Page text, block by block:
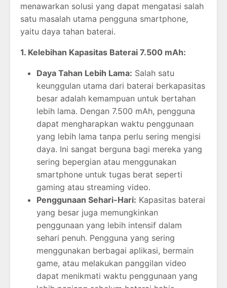
menawarkan solusi yang dapat mengatasi salah
satu masalah utama pengguna smartphone,
yaitu daya tahan baterai.
1. Kelebihan Kapasitas Baterai 7.500 mAh:
Daya Tahan Lebih Lama: Salah satu
keunggulan utama dari baterai berkapasitas
besar adalah kemampuan untuk bertahan
lebih lama. Dengan 7.500 mAh, pengguna
dapat mengharapkan waktu penggunaan
yang lebih lama tanpa perlu sering mengisi
daya. Ini sangat berguna bagi mereka yang
sering bepergian atau menggunakan
smartphone untuk tugas berat seperti
gaming atau streaming video.
Penggunaan Sehari-Hari: Kapasitas baterai
yang besar juga memungkinkan
penggunaan yang lebih intensif dalam
sehari penuh. Pengguna yang sering
menggunakan berbagai aplikasi, bermain
game, atau melakukan panggilan video
dapat menikmati waktu penggunaan yang